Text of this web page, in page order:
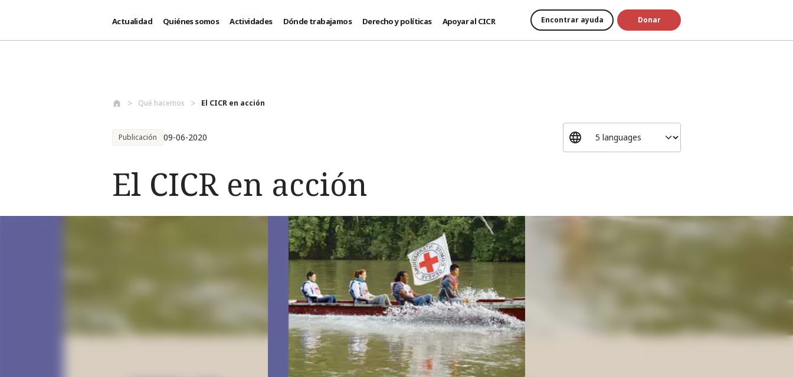
Actualidad Quiénes somos Actividades Dónde trabajamos Derecho y políticas Apoyar al CICR Encontrar ayuda Donar
Qué hacemos El CICR en acción
Publicación 09-06-2020
El CICR en acción